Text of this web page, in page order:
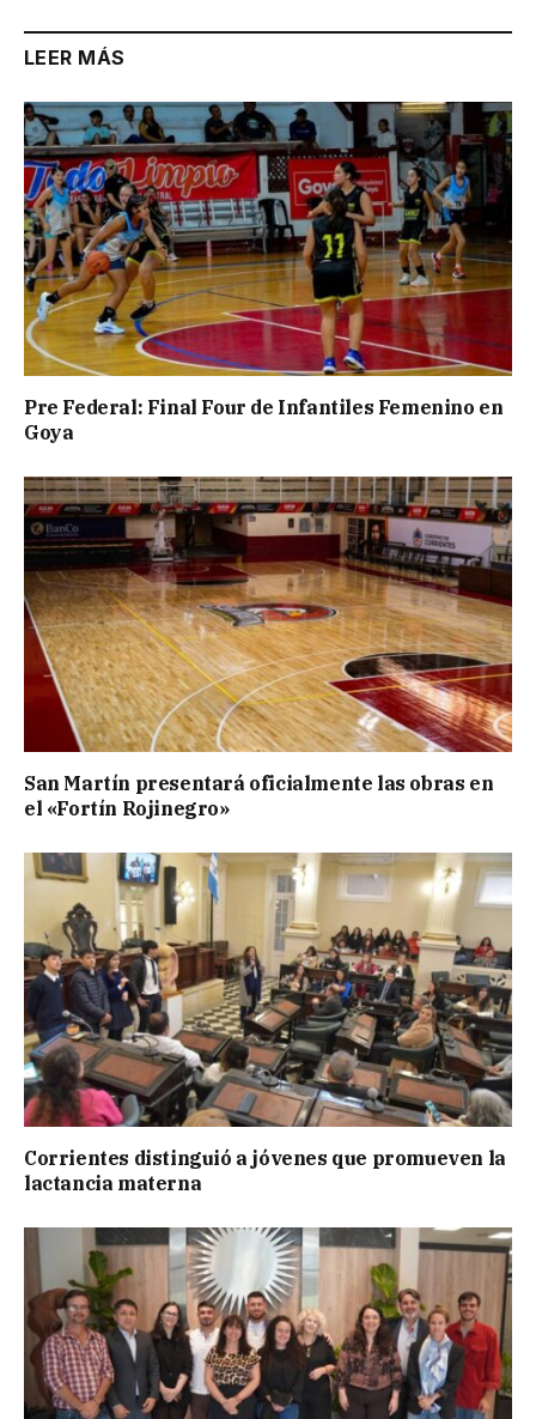
LEER MÁS
Pre Federal: Final Four de Infantiles Femenino en
Goya
San Martín presentará oficialmente las obras en
el «Fortín Rojinegro»
Corrientes distinguió a jóvenes que promueven la
lactancia materna